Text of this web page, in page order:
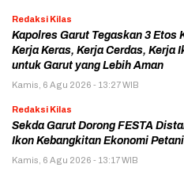
Redaksi Kilas
Kapolres Garut Tegaskan 3 Etos
Kerja Keras, Kerja Cerdas, Kerja
untuk Garut yang Lebih Aman
Kamis, 6 Agu 2026 - 13:27 WIB
Redaksi Kilas
Sekda Garut Dorong FESTA
Ikon Kebangkitan Ekonomi
Kamis, 6 Agu 2026 - 13:17 WIB